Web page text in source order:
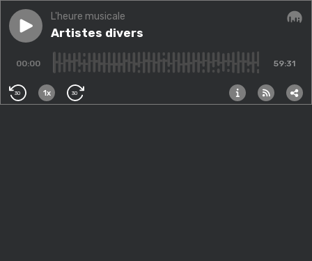
Play episodeArtistes divers
L'heure musicale
Artistes divers
00:00 59:31
30 1x 30